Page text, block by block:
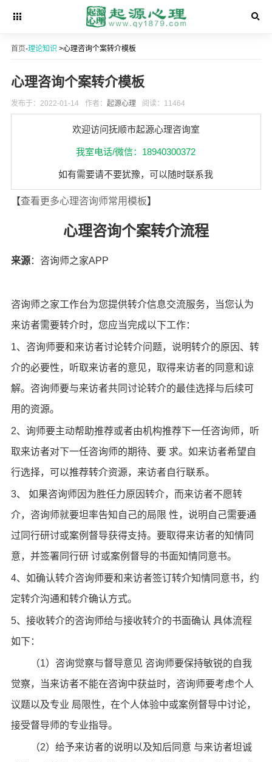
首页-理论知识 >心理咨询个案转介模板
心理咨询个案转介模板
发布于：2022-01-14 作者： 起源心理 阅读：11464
欢迎访问抚顺市起源心理咨询室
我室电话/微信：18940300372
如有需要请不要犹豫，可以随时联系我
【查看更多心理咨询师常用模板】
心理咨询个案转介流程
来源：咨询师之家APP
咨询师之家工作台为您提供转介信息交流服务，当您认为
来访者需要转介时，您应当完成以下工作：
1、咨询师要和来访者讨论转介问题，说明转介的原因、转
介的必要性，听取来访者的意见，取得来访者的同意和谅
解。咨询师要与来访者共同讨论转介的最佳选择与后续可
用的资源。
2、询师要主动帮助推荐或者由机构推荐下一任咨询师，听
取来访者对下一任咨询师的期待、要 求。如来访者希望自
行选择，可以推荐转介资源，来访者自行联系。
3、 如果咨询师因为胜任力原因转介，而来访者不愿转
介，咨询师就要坦率告知自己的局限 性，说明自己需要通
过同行研讨或案例督导获得支持。要取得来访者的知情同
意，并签署同行研 讨或案例督导的书面知情同意书。
4、如确认转介咨询师要和来访者签订转介知情同意书，约
定转介沟通和转介确认方式。
5、接收转介的咨询师给与接收转介的书面确认 具体流程
如下：
（1）咨询觉察与督导意见 咨询师要保持敏锐的自我
觉察，当来访者不能在咨询中获益时，咨询师要考虑个人
议题以及专业 局限性，在个人体验中或案例督导中讨论，
接受督导师的专业指导。
（2）给予来访者的说明以及知后同意 与来访者坦诚